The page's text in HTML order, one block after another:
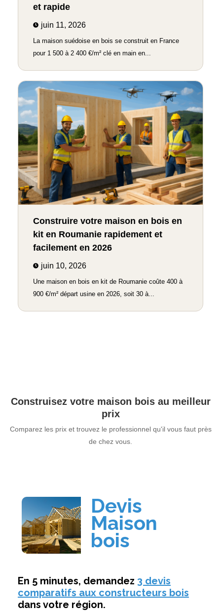
et rapide
juin 11, 2026
La maison suédoise en bois se construit en France
pour 1 500 à 2 400 €/m² clé en main en...
Construire votre maison en bois en
kit en Roumanie rapidement et
facilement en 2026
juin 10, 2026
Une maison en bois en kit de Roumanie coûte 400 à
900 €/m² départ usine en 2026, soit 30 à...
Construisez votre maison bois au meilleur
prix
Comparez les prix et trouvez le professionnel qu'il vous faut près
de chez vous.